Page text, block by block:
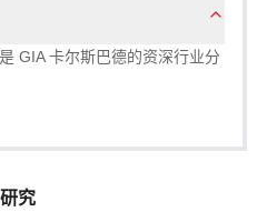
GIA 卡尔斯巴德的资深行业分
研究